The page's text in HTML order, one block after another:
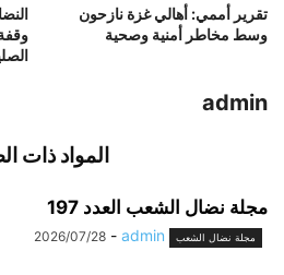
تقرير أممي: أهالي غزة نازحون
وسط مخاطر أمنية وصحية
admin
المواد ذات
مجلة نضال الشعب العدد 197
مجلة نضال الشعب admin
-
2026/07/28